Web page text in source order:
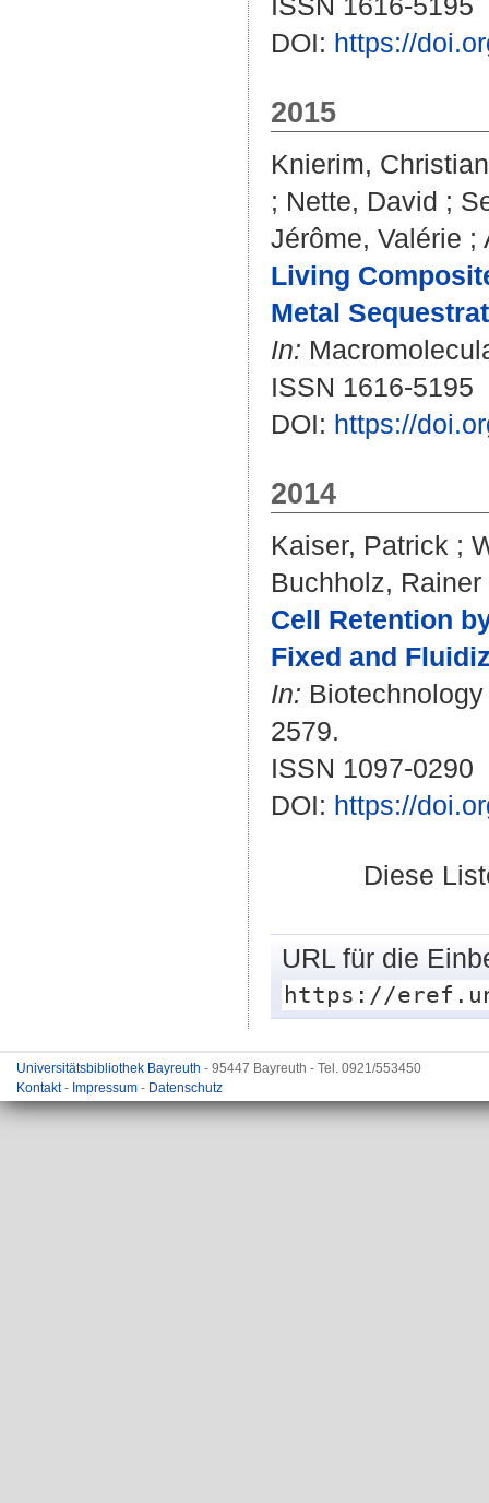
DOI: https://
2015
Knierim, Christian
; Nette, David ;
Jérôme, Valérie ;
Living
Metal
In:
ISSN 1616-5195
DOI: https://
2014
Kaiser, Patrick ;
Buchholz, Rainer
Cell Retention
Fixed and
In:
2579.
ISSN 1097-0290
DOI: https://
Diese
URL für die
https://
Universitätsbibliothek Bayreuth - 95447 Bayreuth - Tel. 0921/553450
Kontakt- Impressum - Datenschutz